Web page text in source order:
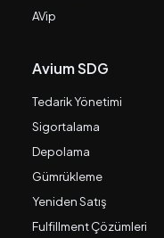
AVip
Avium SDG
Tedarik Yönetimi
Sigortalama
Depolama
Gümrükleme
Yeniden Satış
Fulfillment Çözümleri